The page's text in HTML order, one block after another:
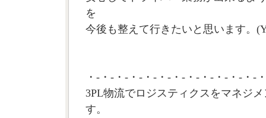
を
今後も整えて行きたいと思います。
・-・-・-・-・-・-・-・-・-・-・-・-
3PL物流でロジスティクスをマネジ
す。